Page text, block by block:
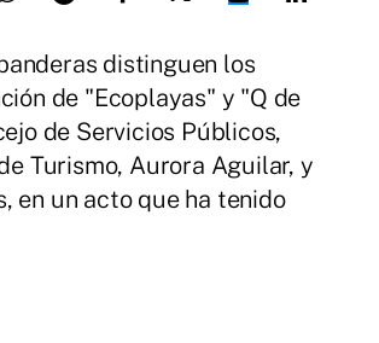
distinguen los
de "Ecoplayas" y "Q de
de Servicios Públicos,
Turismo, Aurora Aguilar, y
en un acto que ha tenido